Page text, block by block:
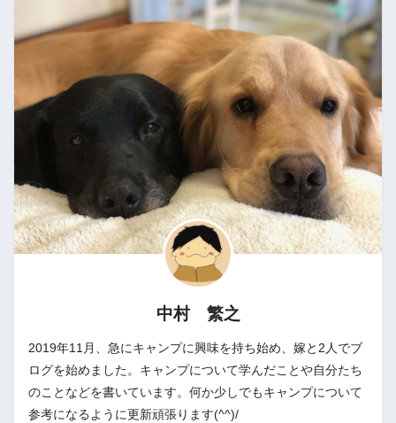
中村 繁之
2019年11月、急にキャンプに興味を持ち始め、嫁と2人でブ
ログを始めました。キャンプについて学んだことや自分たち
のことなどを書いています。何か少しでもキャンプについて
参考になるように更新頑張ります(^^)/